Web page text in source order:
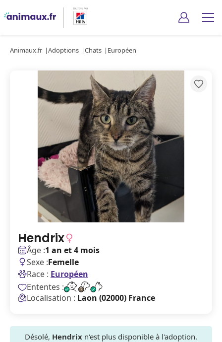
Animaux.fr Adoptions Chats Européen
Hendrix
Âge :1 an et 4 mois
Sexe :Femelle
Race : Européen
Ententes :
Localisation : Laon (02000) France
Désolé, Hendrix n'est plus disponible à l'adoption.